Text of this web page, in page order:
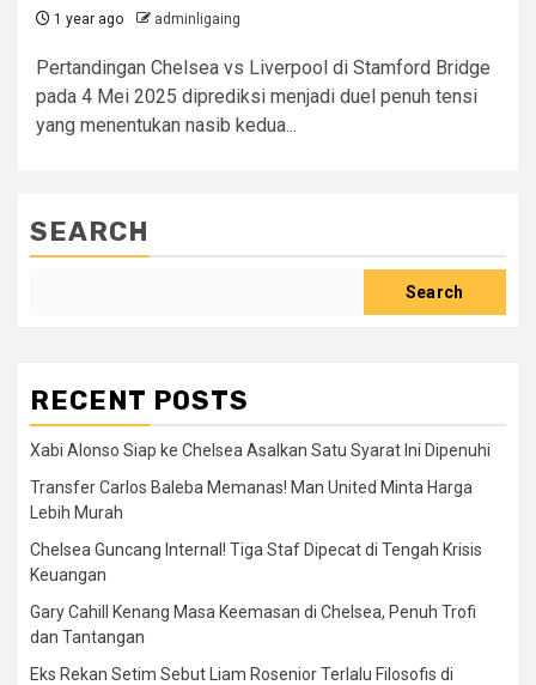
1 year ago adminligaing
Pertandingan Chelsea vs Liverpool di Stamford Bridge
pada 4 Mei 2025 diprediksi menjadi duel penuh tensi
yang menentukan nasib kedua...
SEARCH
Search
RECENT POSTS
Xabi Alonso Siap ke Chelsea Asalkan Satu Syarat Ini Dipenuhi
Transfer Carlos Baleba Memanas! Man United Minta Harga
Lebih Murah
Chelsea Guncang Internal! Tiga Staf Dipecat di Tengah Krisis
Keuangan
Gary Cahill Kenang Masa Keemasan di Chelsea, Penuh Trofi
dan Tantangan
Eks Rekan Setim Sebut Liam Rosenior Terlalu Filosofis di